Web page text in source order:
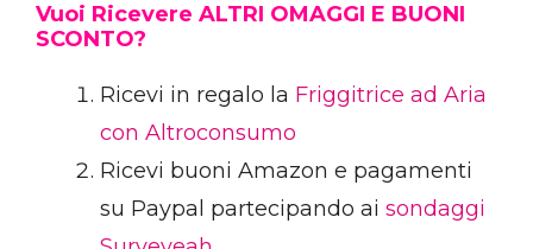
Vuoi Ricevere ALTRI OMAGGI E BUONI
SCONTO?
Ricevi in regalo la Friggitrice ad Aria
con Altroconsumo
Ricevi buoni Amazon e pagamenti
su Paypal partecipando ai sondaggi